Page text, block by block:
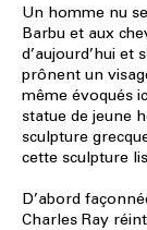
Un homme nu
Barbu et aux
d’aujourd’hui et
prônent un
même évoqués
statue de jeune
sculpture
cette sculpture
D’abord
Charles Ray